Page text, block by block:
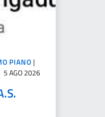
PIANO |
5 AGO 2026